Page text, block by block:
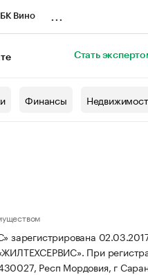
Вино
Стать
Финансы
02.03.2017
При
Респ Мордовия, г